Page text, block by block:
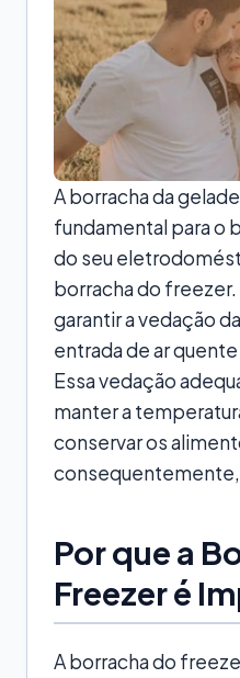
A borracha da
fundamental para o
do seu
borracha do
garantir a vedação
entrada de ar
Essa vedação
manter a
conservar os
Por que a
Freezer é
A borracha do